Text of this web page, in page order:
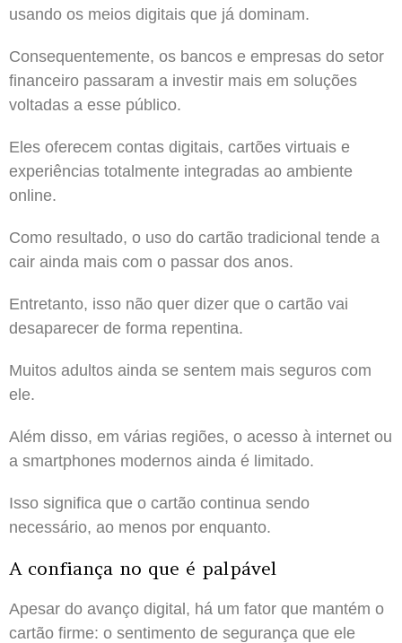
usando os meios digitais que já dominam.
Consequentemente, os bancos e empresas do setor
financeiro passaram a investir mais em soluções
voltadas a esse público.
Eles oferecem contas digitais, cartões virtuais e
experiências totalmente integradas ao ambiente
online.
Como resultado, o uso do cartão tradicional tende a
cair ainda mais com o passar dos anos.
Entretanto, isso não quer dizer que o cartão vai
desaparecer de forma repentina.
Muitos adultos ainda se sentem mais seguros com
ele.
Além disso, em várias regiões, o acesso à internet ou
a smartphones modernos ainda é limitado.
Isso significa que o cartão continua sendo
necessário, ao menos por enquanto.
A confiança no que é palpável
Apesar do avanço digital, há um fator que mantém o
cartão firme: o sentimento de segurança que ele